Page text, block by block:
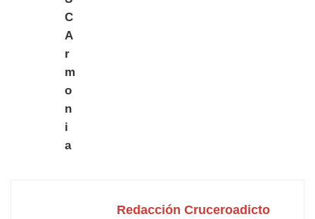
Redacción Cruceroadicto